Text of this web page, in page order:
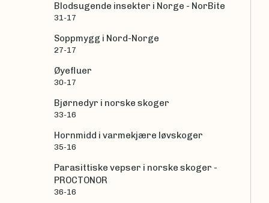
Blodsugende insekter i Norge - NorBite
31-17
Soppmygg i Nord-Norge
27-17
Øyefluer
30-17
Bjørnedyr i norske skoger
33-16
Hornmidd i varmekjære løvskoger
35-16
Parasittiske vepser i norske skoger -
PROCTONOR
36-16